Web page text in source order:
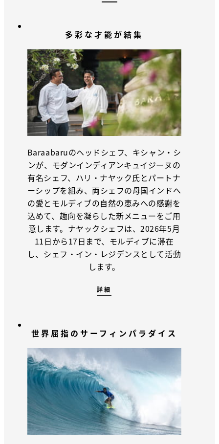
多彩な才能が結集
Baraabaruのヘッドシェフ、キシャン・シ
ンが、モダンインディアンキュイジーヌの
有名シェフ、ハリ・ナヤック氏とパートナ
ーシップを組み、両シェフの母国インドへ
の愛とモルディブの自然の恵みへの感謝を
込めて、趣向を凝らした新メニューをご用
意します。ナヤックシェフは、2026年5月
11日から17日まで、モルディブに滞在
し、シェフ・イン・レジデンスとして活動
します。
詳細
世界屈指のサーフィンパラダイス